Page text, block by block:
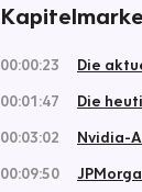
00:00:23
Die
00:01:47
Die
00:03:02
Nvidia-
00:09:50